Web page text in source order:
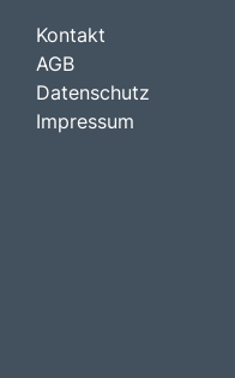
Kontakt
AGB
Datenschutz
Impressum